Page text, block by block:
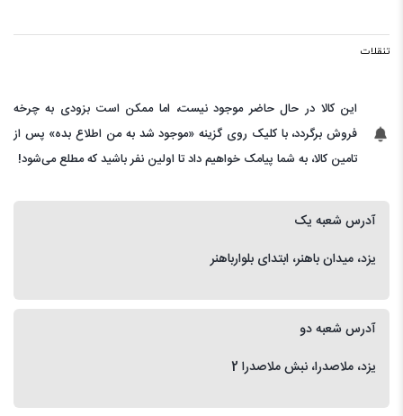
تنقلات
این کالا در حال حاضر موجود نیست، اما ممکن است بزودی به چرخه
فروش برگردد، با کلیک روی گزینه «موجود شد به من اطلاع بده» پس از
تامین کالا، به شما پیامک خواهیم داد تا اولین نفر باشید که مطلع می‌شود!
آدرس شعبه یک
یزد، میدان باهنر، ابتدای بلوارباهنر
آدرس شعبه دو
یزد، ملاصدرا، نبش ملاصدرا 2